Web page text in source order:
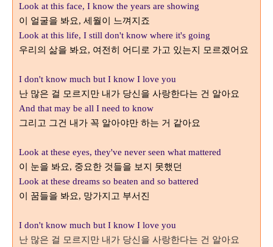
Look at this face, I know the years are showing
이 얼굴을 봐요, 세월이 느껴지죠
Look at this life, I still don't know where it's going
우리의 삶을 봐요, 여전히 어디로 가고 있는지 모르겠어요
I don't know much but I know I love you
난 많은 걸 모르지만 내가 당신을 사랑한다는 건 알아요
And that may be all I need to know
그리고 그건 내가 꼭 알아야만 하는 거 같아요
Look at these eyes, they've never seen what mattered
이 눈을 봐요, 중요한 것들을 보지 못했던
Look at these dreams so beaten and so battered
이 꿈들을 봐요, 망가지고 부서진
I don't know much but I know I love you
난 많은 걸 모르지만 내가 당신을 사랑한다는 건 알아요